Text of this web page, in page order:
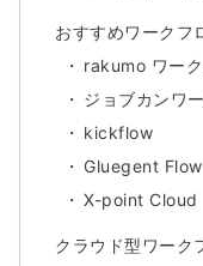
おすすめワークフ
rakumo ワー
ジョブカンワ
kickflow
Gluegent Flow
X-point Cloud
クラウド型ワーク